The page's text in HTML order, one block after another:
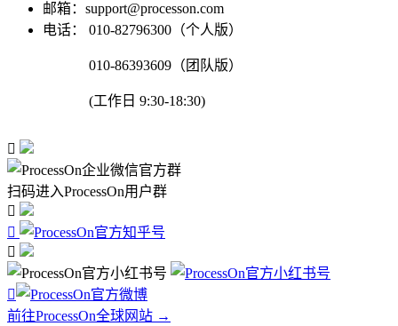
邮箱：support@processon.com
电话：
010-82796300（个人版）
010-86393609（团队版）
(工作日 9:30-18:30)

扫码进入ProcessOn用户群




前往ProcessOn全球网站 →